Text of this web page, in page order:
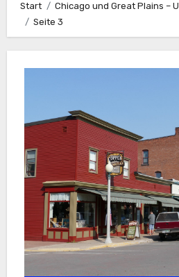
Start
Chicago und Great Plains –
Seite 3